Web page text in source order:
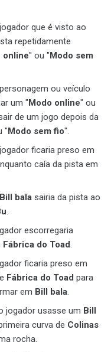
que é visto ao
repetidamente
online" ou "Modo sem
ou veículo
um "Modo online" ou
de um jogo depois da
"Modo sem fio".
ficaria preso em
caía da pista em
Bill bala sairia da pista ao
.
escorregaria
Fábrica do Toad.
ficaria preso em
Fábrica do Toad para
em Bill bala.
jogador usasse um Bill
curva de Colinas
rocha.